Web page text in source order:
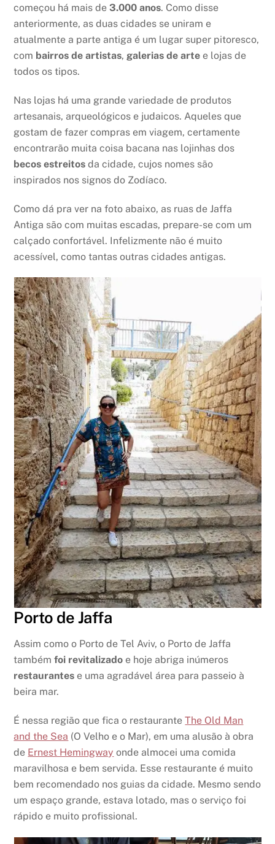
começou há mais de3.000 anos. Como disse
anteriormente, as duas cidades se uniram e
atualmente a parte antiga é um lugar super pitoresco,
com bairros de artistas, galerias de arte e lojas de
todos os tipos.
Nas lojas há uma grande variedade de produtos
artesanais, arqueológicos e judaicos. Aqueles que
gostam de fazer compras em viagem, certamente
encontrarão muita coisa bacana nas lojinhas dos
becos estreitos da cidade, cujos nomes são
inspirados nos signos do Zodíaco.
Como dá pra ver na foto abaixo, as ruas de Jaffa
Antiga são com muitas escadas, prepare-se com um
calçado confortável. Infelizmente não é muito
acessível, como tantas outras cidades antigas.
Porto de Jaffa
Assim como o Porto de Tel Aviv, o Porto de Jaffa
tambémfoi revitalizado e hoje abriga inúmeros
restaurantes e uma agradável área para passeio à
beira mar.
É nessa região que fica o restauranteThe Old Man
and the Sea (O Velho e o Mar), em uma alusão à obra
de Ernest Hemingway onde almocei uma comida
maravilhosa e bem servida. Esse restaurante é muito
bem recomendado nos guias da cidade. Mesmo sendo
um espaço grande, estava lotado, mas o serviço foi
rápido e muito profissional.